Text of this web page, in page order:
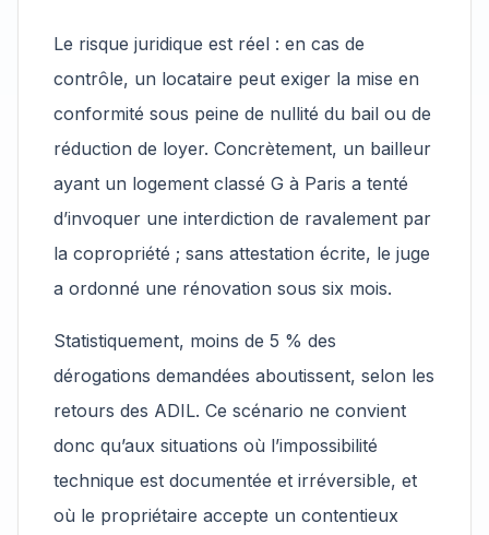
Le risque juridique est réel : en cas de
contrôle, un locataire peut exiger la mise en
conformité sous peine de nullité du bail ou de
réduction de loyer. Concrètement, un bailleur
ayant un logement classé G à Paris a tenté
d’invoquer une interdiction de ravalement par
la copropriété ; sans attestation écrite, le juge
a ordonné une rénovation sous six mois.
Statistiquement, moins de 5 % des
dérogations demandées aboutissent, selon les
retours des ADIL. Ce scénario ne convient
donc qu’aux situations où l’impossibilité
technique est documentée et irréversible, et
où le propriétaire accepte un contentieux